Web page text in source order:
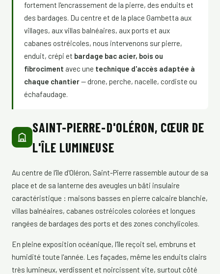
fortement l'encrassement de la pierre, des enduits et
des bardages. Du centre et de la place Gambetta aux
villages, aux villas balnéaires, aux ports et aux
cabanes ostréicoles, nous intervenons sur pierre,
enduit, crépi et bardage bac acier, bois ou
fibrociment avec une technique d'accès adaptée à
chaque chantier— drone, perche, nacelle, cordiste ou
échafaudage.
SAINT-PIERRE-D'OLÉRON, CŒUR DE
L'ÎLE LUMINEUSE
Au centre de l'île d'Oléron, Saint-Pierre rassemble autour de sa
place et de sa lanterne des aveugles un bâti insulaire
caractéristique : maisons basses en pierre calcaire blanchie,
villas balnéaires, cabanes ostréicoles colorées et longues
rangées de bardages des ports et des zones conchylicoles.
En pleine exposition océanique, l'île reçoit sel, embruns et
humidité toute l'année. Les façades, même les enduits clairs
très lumineux, verdissent et noircissent vite, surtout côté